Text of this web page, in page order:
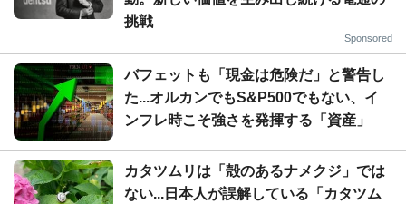
挑戦
Sponsored
バフェットも「現金は危険だ」と警告し
た...オルカンでもS&P500でもない、イ
ンフレ時こそ強さを発揮する「資産」
カタツムリは「殻のあるナメクジ」では
ない...日本人が誤解している「カタツム